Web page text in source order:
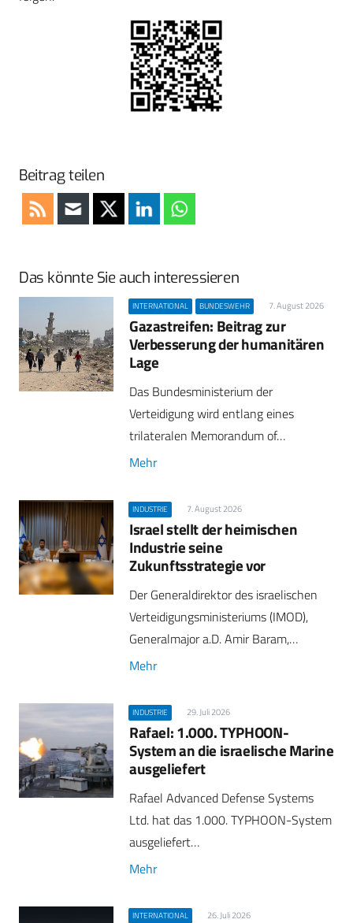
Beitrag teilen
Das könnte Sie auch interessieren
INTERNATIONAL BUNDESWEHR 7. August 2026
Gazastreifen: Beitrag zur
Verbesserung der humanitären
Lage
Das Bundesministerium der
Verteidigung wird entlang eines
trilateralen Memorandum of…
Mehr
INDUSTRIE 7. August 2026
Israel stellt der heimischen
Industrie seine
Zukunftsstrategie vor
Der Generaldirektor des israelischen
Verteidigungsministeriums (IMOD),
Generalmajor a.D. Amir Baram,…
Mehr
INDUSTRIE 29. Juli 2026
Rafael: 1.000. TYPHOON-
System an die israelische Marine
ausgeliefert
Rafael Advanced Defense Systems
Ltd. hat das 1.000. TYPHOON-System
ausgeliefert…
Mehr
INTERNATIONAL 26. Juli 2026